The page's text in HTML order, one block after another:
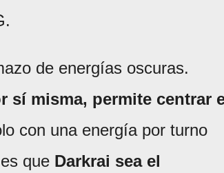
de energías oscuras.
sí misma, permite centrar
con una energía por turno
que Darkrai sea el